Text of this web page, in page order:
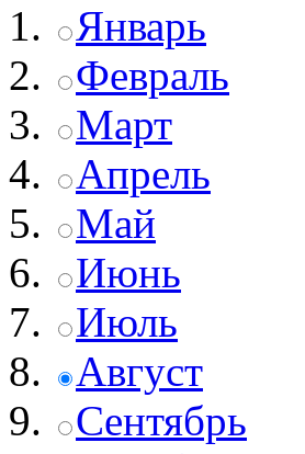
Январь
Февраль
Март
Апрель
Май
Июнь
Июль
Август
Сентябрь